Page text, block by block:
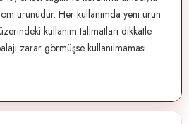
ürünüdür. Her kullanımda yeni ürün
kullanım talimatları dikkatle
zarar görmüşse kullanılmaması